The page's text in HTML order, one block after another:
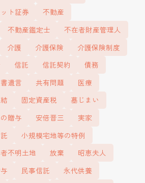
産運用ミライ相談
ト証券
不動産
不動産鑑定士
不在者財産管理人
介護 介護保険
介護保険制度
信託 信託契約
債務
遺言 共有問題
医療
固定資産税
墓じまい
贈与 安倍晋三
実家
小規模宅地等の特例
不明土地 放棄
昭恵夫人
民事信託
永代供養